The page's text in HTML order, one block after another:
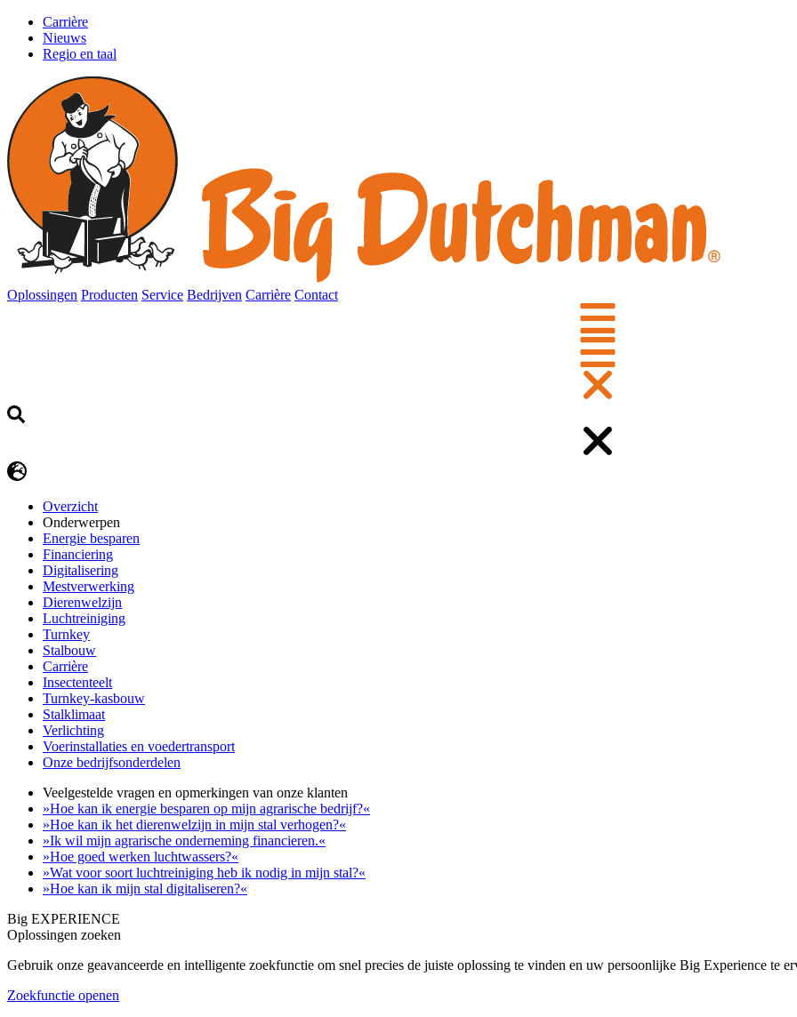
Carrière
Nieuws
Regio en taal
Oplossingen Producten Service Bedrijven Carrière Contact
Overzicht
Onderwerpen
Energie besparen
Financiering
Digitalisering
Mestverwerking
Dierenwelzijn
Luchtreiniging
Turnkey
Stalbouw
Carrière
Insectenteelt
Turnkey-kasbouw
Stalklimaat
Verlichting
Voerinstallaties en voedertransport
Onze bedrijfsonderdelen
Veelgestelde vragen en opmerkingen van onze klanten
»Hoe kan ik energie besparen op mijn agrarische bedrijf?«
»Hoe kan ik het dierenwelzijn in mijn stal verhogen?«
»Ik wil mijn agrarische onderneming financieren.«
»Hoe goed werken luchtwassers?«
»Wat voor soort luchtreiniging heb ik nodig in mijn stal?«
»Hoe kan ik mijn stal digitaliseren?«
Big EXPERIENCE
Oplossingen zoeken
Gebruik onze geavanceerde en intelligente zoekfunctie om snel precies de juiste oplossing te vinden en uw persoonlijke Big Experience te
Zoekfunctie openen